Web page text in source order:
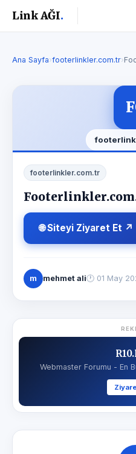
Link AĞI.
Ana Sayfa›footerlinkler.com.tr›
footerlinkler.com.tr
🌐 Siteyi Ziyaret Et ↗
m mehmet ali🕐 01 May
Webmaster Forumu - En